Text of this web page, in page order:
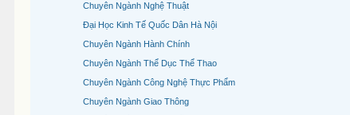
Chuyên Ngành Nghệ Thuật
Đại Học Kinh Tế Quốc Dân Hà Nội
Chuyên Ngành Hành Chính
Chuyên Ngành Thể Dục Thể Thao
Chuyên Ngành Công Nghệ Thực Phẩm
Chuyên Ngành Giao Thông